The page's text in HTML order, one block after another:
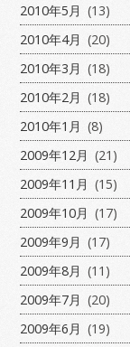
2010年5月 (13)
2010年4月 (20)
2010年3月 (18)
2010年2月 (18)
2010年1月 (8)
2009年12月 (21)
2009年11月 (15)
2009年10月 (17)
2009年9月 (17)
2009年8月 (11)
2009年7月 (20)
2009年6月 (19)